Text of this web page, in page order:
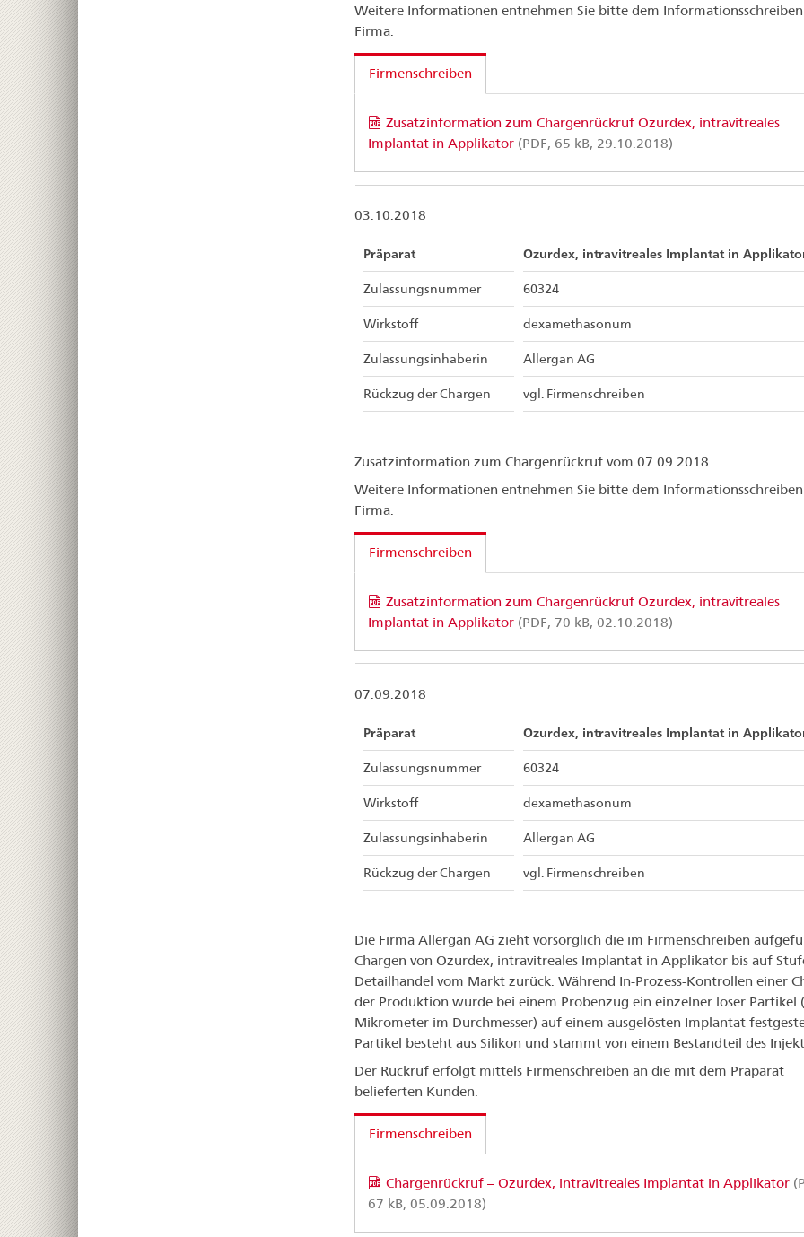
Weitere Informationen entnehmen Sie bitte dem
Firma.
Firmenschreiben
Zusatzinformation zum Chargenrückruf Ozurdex, intravitreales
Implantat in Applikator(PDF, 65 kB, 29.10.2018)
03.10.2018
Präparat Ozurdex, intravitreales Implantat in
Zulassungsnummer 60324
Wirkstoff dexamethasonum
Zulassungsinhaberin Allergan AG
Rückzug der Chargen vgl. Firmenschreiben
Zusatzinformation zum Chargenrückruf vom 07.09.2018.
Weitere Informationen entnehmen Sie bitte dem
Firma.
Firmenschreiben
Zusatzinformation zum Chargenrückruf Ozurdex, intravitreales
Implantat in Applikator(PDF, 70 kB, 02.10.2018)
07.09.2018
Präparat Ozurdex, intravitreales Implantat in
Zulassungsnummer 60324
Wirkstoff dexamethasonum
Zulassungsinhaberin Allergan AG
Rückzug der Chargen vgl. Firmenschreiben
Die Firma Allergan AG zieht vorsorglich die im Firmenschreiben
Chargen von Ozurdex, intravitreales Implantat in Applikator bis auf
Detailhandel vom Markt zurück. Während In-Prozess-Kontrollen einer
der Produktion wurde bei einem Probenzug ein einzelner loser Partikel
Mikrometer im Durchmesser) auf einem ausgelösten Implantat
Partikel besteht aus Silikon und stammt von einem Bestandteil des
Der Rückruf erfolgt mittels Firmenschreiben an die mit dem Präparat
belieferten Kunden.
Firmenschreiben
Chargenrückruf – Ozurdex, intravitreales Implantat in Applikator
67 kB, 05.09.2018)